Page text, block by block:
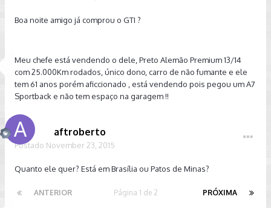
Boa noite amigo já comprou o GTI ?
Meu chefe está vendendo o dele, Preto Alemão Premium 13/14
com 25.000Km rodados, único dono, carro de não fumante e ele
tem 61 anos porém aficcionado , está vendendo pois pegou um A7
Sportback e não tem espaço na garagem !!
aftroberto
Postado November 23, 2015
Quanto ele quer? Está em Brasília ou Patos de Minas?
ANTERIOR PRÓXIMA
Página 1 de 2